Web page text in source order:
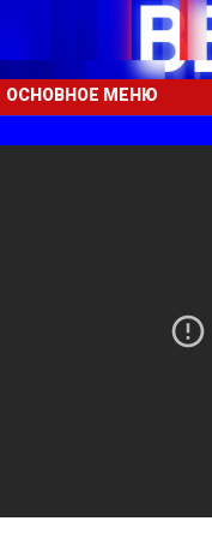
ОСНОВНОЕ МЕНЮ